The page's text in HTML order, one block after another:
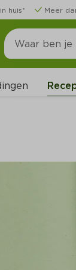
huis* Meer